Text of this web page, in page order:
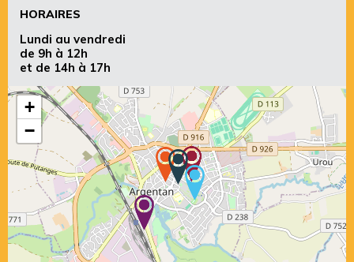
HORAIRES
Lundi au vendredi
de 9h à 12h
et de 14h à 17h
+
−